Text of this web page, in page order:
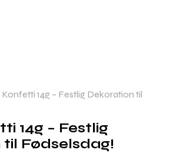
Konfetti 14g – Festlig Dekoration til
14g – Festlig
Fødselsdag!